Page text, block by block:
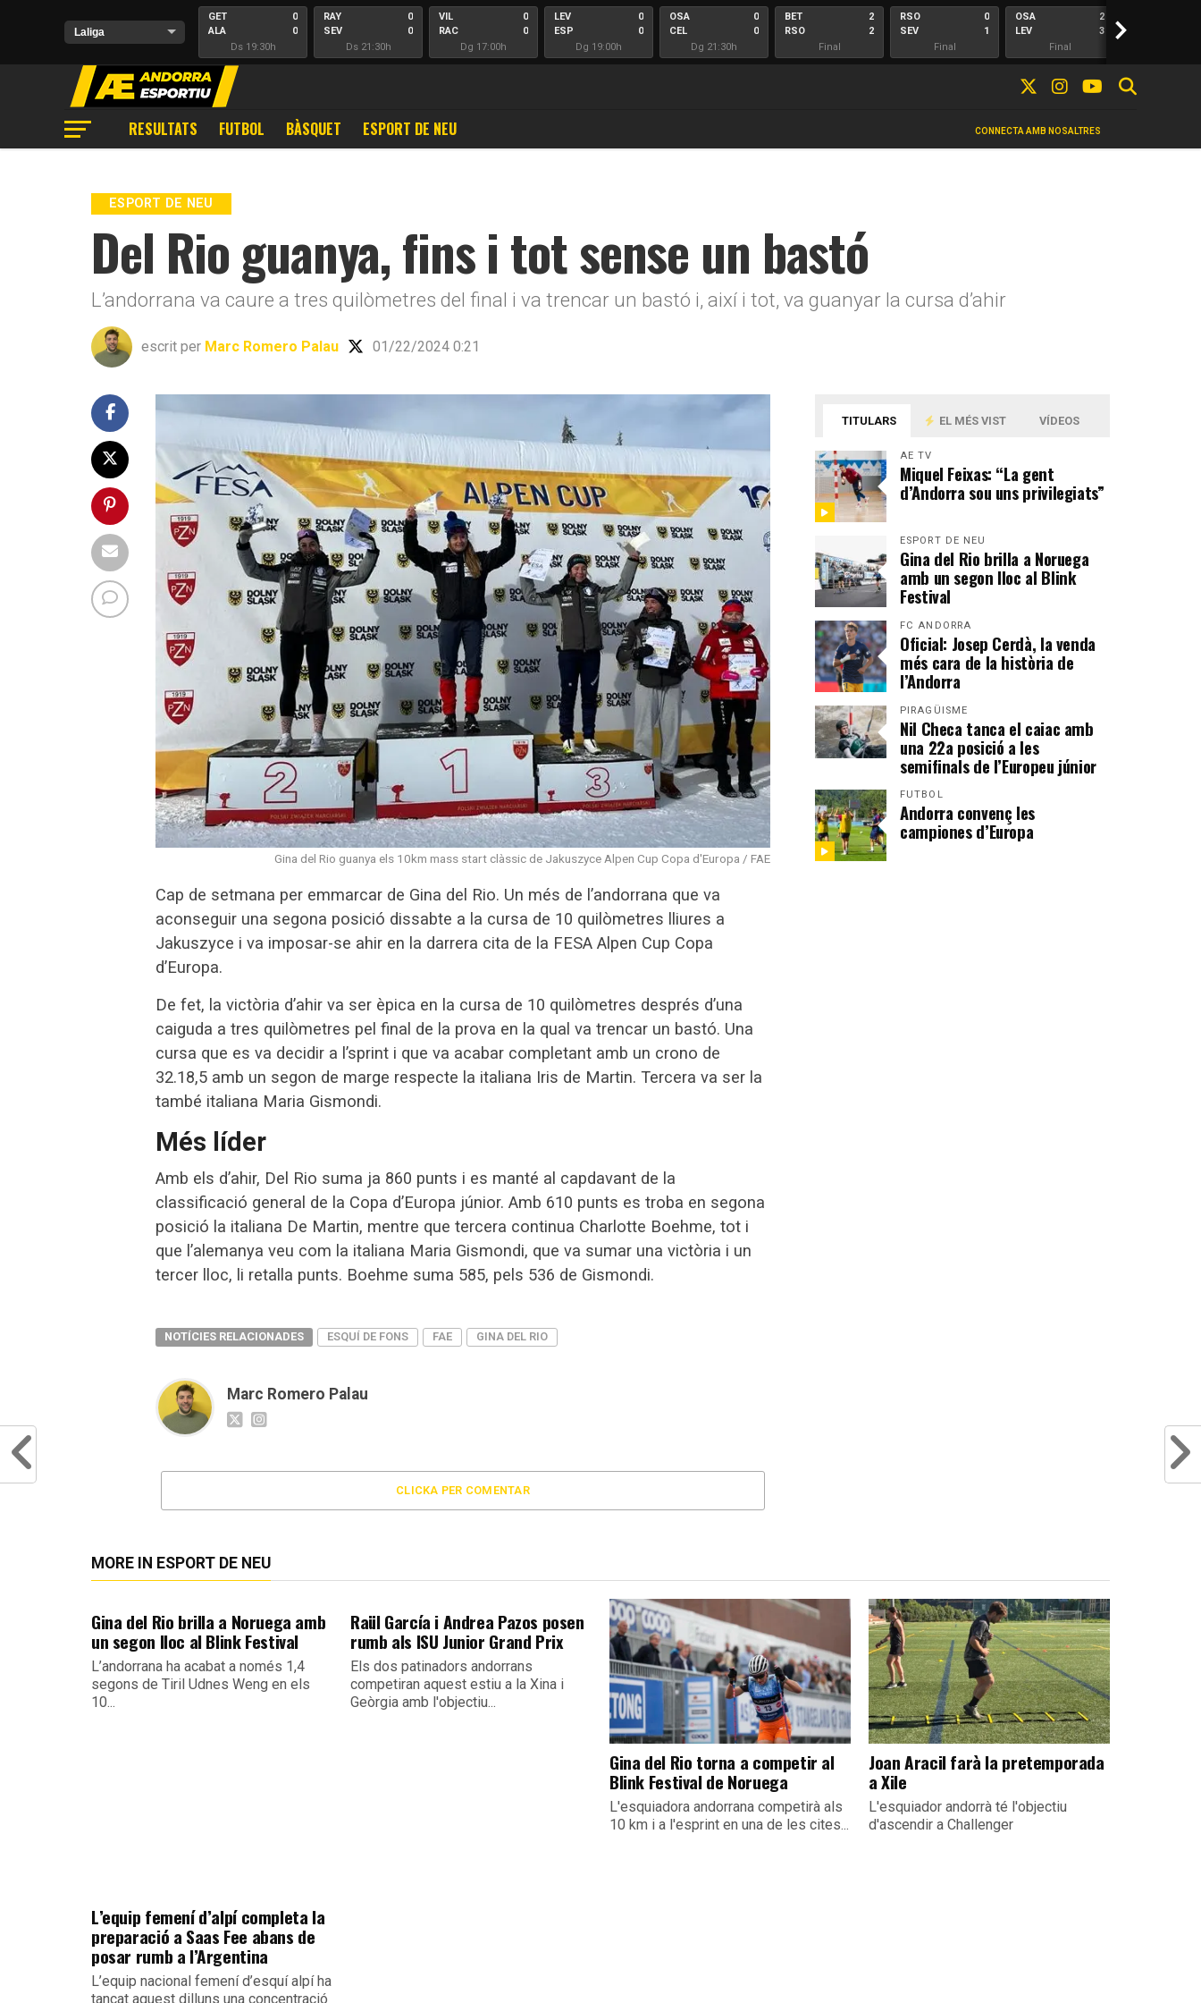
GET
ALA
0
0
Ds 19:30h
RAY
SEV
0
0
Ds 21:30h
VIL
RAC
0
0
Dg 17:00h
LEV
ESP
0
0
Dg 19:00h
OSA
CEL
0
0
Dg 21:30h
BET
RSO
2
2
Final
RSO
SEV
0
1
Final
OSA
LEV
2
3
Final
>
CONNECTA AMB NOSALTRES
RESULTATS FUTBOL BÀSQUET ESPORT DE NEU
ESPORT DE NEU
Del Rio guanya, fins i tot sense un bastó
L’andorrana va caure a tres quilòmetres del final i va trencar un bastó i, així i tot, va guanyar la cursa d’ahir
escrit per Marc Romero Palau 01/22/2024 0:21
Gina del Rio guanya els 10km mass start clàssic de Jakuszyce Alpen Cup Copa d'Europa / FAE
Cap de setmana per emmarcar de Gina del Rio. Un més de l’andorrana que va
aconseguir una segona posició dissabte a la cursa de 10 quilòmetres lliures a
Jakuszyce i va imposar-se ahir en la darrera cita de la FESA Alpen Cup Copa
d’Europa.
De fet, la victòria d’ahir va ser èpica en la cursa de 10 quilòmetres després d’una
caiguda a tres quilòmetres pel final de la prova en la qual va trencar un bastó. Una
cursa que es va decidir a l’sprint i que va acabar completant amb un crono de
32.18,5 amb un segon de marge respecte la italiana Iris de Martin. Tercera va ser la
també italiana Maria Gismondi.
Més líder
Amb els d’ahir, Del Rio suma ja 860 punts i es manté al capdavant de la
classificació general de la Copa d’Europa júnior. Amb 610 punts es troba en segona
posició la italiana De Martin, mentre que tercera continua Charlotte Boehme, tot i
que l’alemanya veu com la italiana Maria Gismondi, que va sumar una victòria i un
tercer lloc, li retalla punts. Boehme suma 585, pels 536 de Gismondi.
NOTÍCIES RELACIONADES ESQUÍ DE FONS FAE GINA DEL RIO
Marc Romero Palau
CLICKA PER COMENTAR
TITULARS EL MÉS VIST VÍDEOS
AE TV
Miquel Feixas: “La gent
d’Andorra sou uns privilegiats”
ESPORT DE NEU
Gina del Rio brilla a Noruega
amb un segon lloc al Blink
Festival
FC ANDORRA
Oficial: Josep Cerdà, la venda
més cara de la història de
l’Andorra
PIRAGÜISME
Nil Checa tanca el caiac amb
una 22a posició a les
semifinals de l’Europeu júnior
FUTBOL
Andorra convenç les
campiones d’Europa
MORE IN ESPORT DE NEU
Gina del Rio brilla a Noruega amb
un segon lloc al Blink Festival
L’andorrana ha acabat a només 1,4
segons de Tiril Udnes Weng en els
10...
Raül García i Andrea Pazos posen
rumb als ISU Junior Grand Prix
Els dos patinadors andorrans
competiran aquest estiu a la Xina i
Geòrgia amb l'objectiu...
Gina del Rio torna a competir al
Blink Festival de Noruega
L'esquiadora andorrana competirà als
10 km i a l'esprint en una de les cites...
Joan Aracil farà la pretemporada
a Xile
L'esquiador andorrà té l'objectiu
d'ascendir a Challenger
L’equip femení d’alpí completa la
preparació a Saas Fee abans de
posar rumb a l’Argentina
L’equip nacional femení d’esquí alpí ha
tancat aquest dilluns una concentració